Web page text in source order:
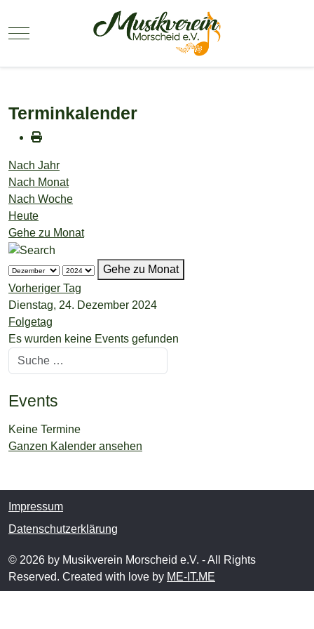
Mobile Menu Toggle
Terminkalender
Nach Jahr
Nach Monat
Nach Woche
Heute
Gehe zu Monat
Gehe zu Monat
Vorheriger Tag
Dienstag, 24. Dezember 2024
Folgetag
Es wurden keine Events gefunden
Suchen
Events
Keine Termine
Ganzen Kalender ansehen
Impressum
Datenschutzerklärung
© 2026 by Musikverein Morscheid e.V. - All Rights
Reserved. Created with love by ME-IT.ME